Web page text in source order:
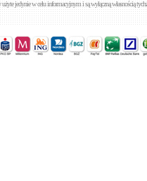
jedynie w celu informacyjnym i są wyłączną własnością